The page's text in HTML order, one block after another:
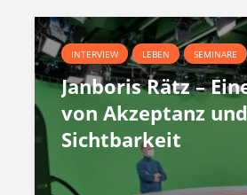
INTERVIEW LEBEN SEMINARE
Janboris Rätz –
von Akzeptanz und
Sichtbarkeit